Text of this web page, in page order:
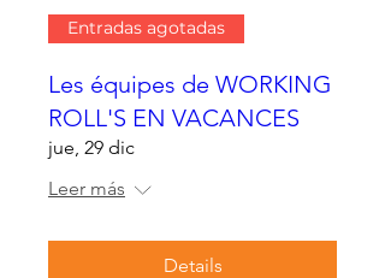
Entradas agotadas
Les équipes de WORKING
ROLL'S EN VACANCES
jue, 29 dic
Leer más
Details